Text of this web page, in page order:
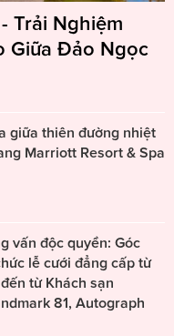
Trải Nghiệm
Giữa Đảo Ngọc
giữa thiên đường nhiệt
Marriott Resort & Spa
vấn độc quyền: Góc
lễ cưới đẳng cấp từ
từ Khách sạn
81, Autograph